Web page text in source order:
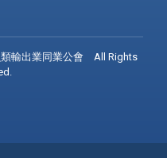
輸出業同業公會 All Rights